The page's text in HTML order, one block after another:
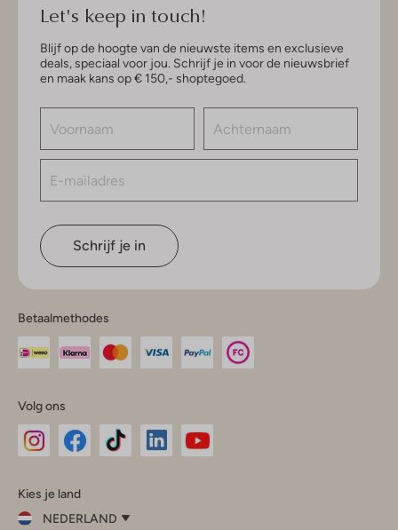
Let's keep in touch!
Blijf op de hoogte van de nieuwste items en exclusieve
deals, speciaal voor jou. Schrijf je in voor de nieuwsbrief
en maak kans op € 150,- shoptegoed.
Schrijf je in
Betaalmethodes
Volg ons
InstagramFacebook
Kies je land
NEDERLAND